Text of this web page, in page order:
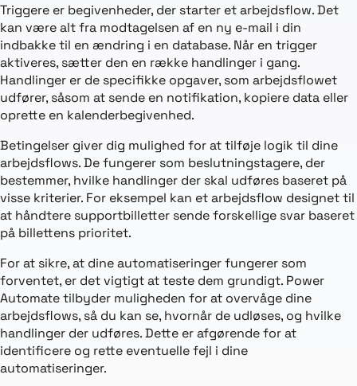
Triggere er begivenheder, der starter et arbejdsflow. Det
kan være alt fra modtagelsen af en ny e-mail i din
indbakke til en ændring i en database. Når en trigger
aktiveres, sætter den en række handlinger i gang.
Handlinger er de specifikke opgaver, som arbejdsflowet
udfører, såsom at sende en notifikation, kopiere data eller
oprette en kalenderbegivenhed.
Betingelser giver dig mulighed for at tilføje logik til dine
arbejdsflows. De fungerer som beslutningstagere, der
bestemmer, hvilke handlinger der skal udføres baseret på
visse kriterier. For eksempel kan et arbejdsflow designet til
at håndtere supportbilletter sende forskellige svar baseret
på billettens prioritet.
For at sikre, at dine automatiseringer fungerer som
forventet, er det vigtigt at teste dem grundigt. Power
Automate tilbyder muligheden for at overvåge dine
arbejdsflows, så du kan se, hvornår de udløses, og hvilke
handlinger der udføres. Dette er afgørende for at
identificere og rette eventuelle fejl i dine
automatiseringer.